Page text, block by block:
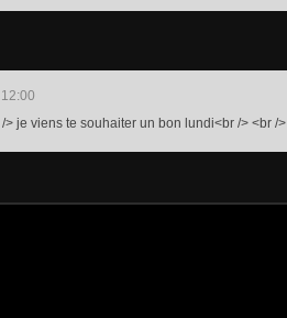
> je viens te souhaiter un bon lundi<br /> <br /